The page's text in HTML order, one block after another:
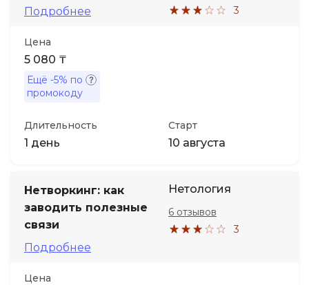
Подробнее
3
Цена
5 080 ₸
Ещё -5% по
промокоду
Длительность
1 день
Старт
10 августа
Нетворкинг: как
заводить полезные
связи
Подробнее
Нетология
3
6 отзывов
Цена